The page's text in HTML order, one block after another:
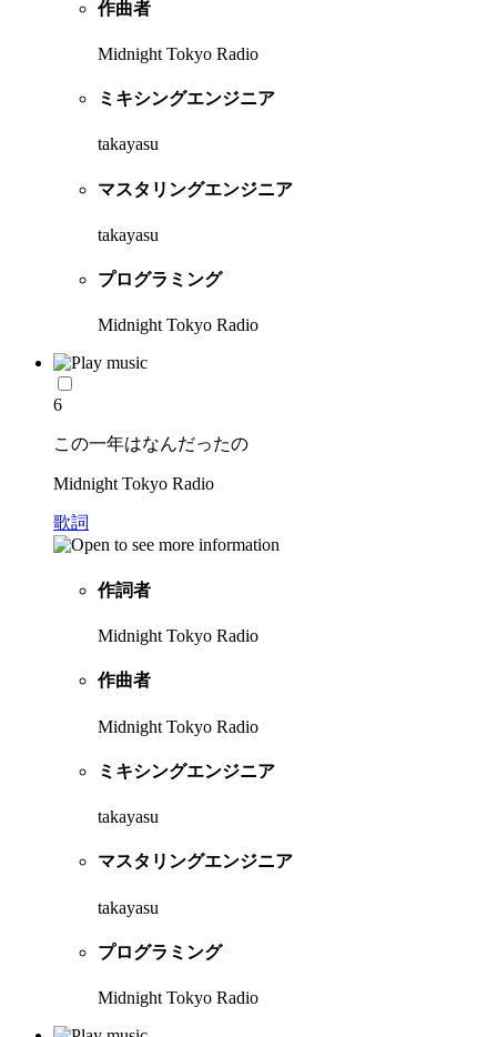
作曲者
Midnight Tokyo Radio
ミキシングエンジニア
takayasu
マスタリングエンジニア
takayasu
プログラミング
Midnight Tokyo Radio
6
この一年はなんだったの
Midnight Tokyo Radio
歌詞
作詞者
Midnight Tokyo Radio
作曲者
Midnight Tokyo Radio
ミキシングエンジニア
takayasu
マスタリングエンジニア
takayasu
プログラミング
Midnight Tokyo Radio